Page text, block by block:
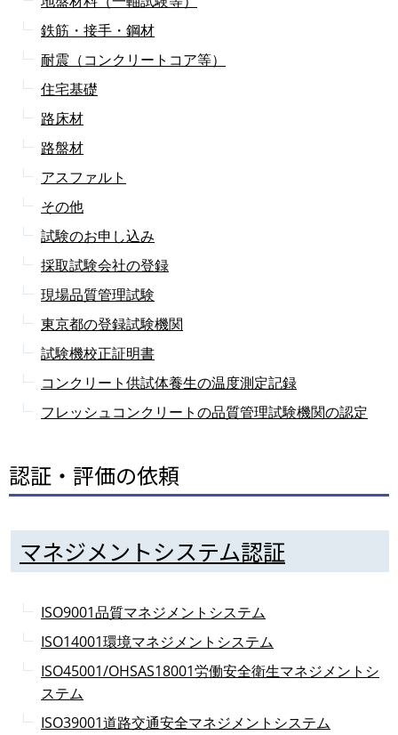
鉄筋・接手・鋼材
耐震（コンクリートコア等）
住宅基礎
路床材
路盤材
アスファルト
その他
試験のお申し込み
採取試験会社の登録
現場品質管理試験
東京都の登録試験機関
試験機校正証明書
コンクリート供試体養生の温度測定記録
フレッシュコンクリートの品質管理試験機関の認定
認証・評価の依頼
マネジメントシステム認証
ISO9001品質マネジメントシステム
ISO14001環境マネジメントシステム
ISO45001/OHSAS18001労働安全衛生マネジメントシ
ステム
ISO39001道路交通安全マネジメントシステム